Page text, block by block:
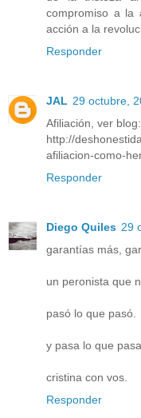
compromiso a la
acción a la
Responder
JAL 29 octubre,
Afiliación, ver blog:
http://
afiliacion-como-
Responder
Diego Quiles 29
garantías más,
un peronista que
pasó lo que pasó.
y pasa lo que pasa.
cristina con vos.
Responder